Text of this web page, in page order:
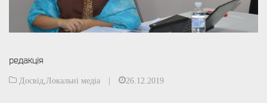
редакція
Досвід Локальні медіа | 26.12.2019